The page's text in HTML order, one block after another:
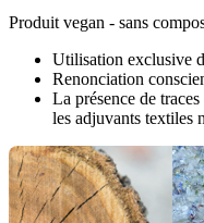
Produit vegan - sans
Utilisation exclusive
Renonciation
La présence de
les adjuvants textiles